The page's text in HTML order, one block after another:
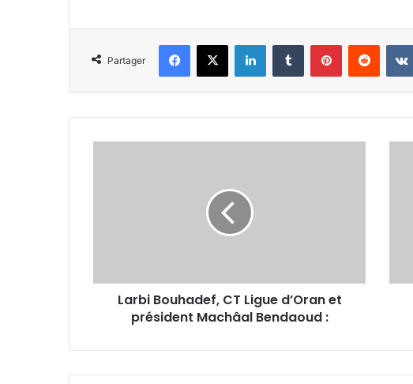
Partager
Facebook
X LinkedinTumblr PinterestReddit
:
Larbi Bouhadef, CT Ligue d’Oran et
président Machâal Bendaoud :